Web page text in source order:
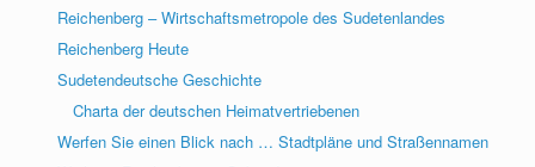
Reichenberg – Wirtschaftsmetropole des Sudetenlandes
Reichenberg Heute
Sudetendeutsche Geschichte
Charta der deutschen Heimatvertriebenen
Werfen Sie einen Blick nach … Stadtpläne und Straßennamen